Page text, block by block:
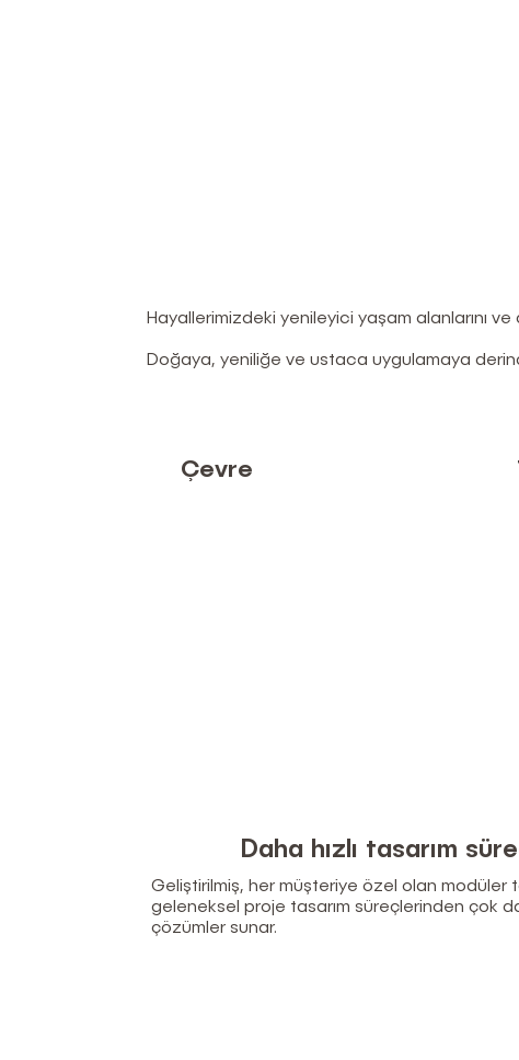
Daha hızlı tasarım
Geliştirilmiş, her müşteriye özel olan modüler
geleneksel proje tasarım süreçlerinden çok
çözümler sunar.
Çevre
Hayallerimizdeki yenileyici yaşam alanlarını
Doğaya, yeniliğe ve ustaca uygulamaya